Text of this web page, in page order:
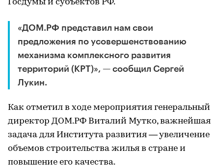
Госдумы и субъектов РФ.
«ДОМ.РФ представил нам свои
предложения по усовершенствованию
механизма комплексного развития
территорий (КРТ)», — сообщил Сергей
Лукин.
Как отметил в ходе мероприятия генеральный
директор ДОМ.РФ Виталий Мутко, важнейшая
задача для Института развития — увеличение
объемов строительства жилья в стране и
повышение его качества.